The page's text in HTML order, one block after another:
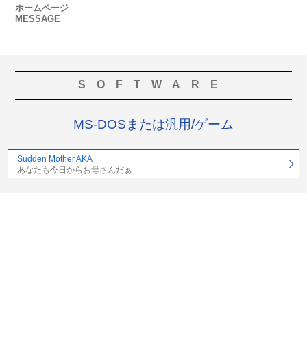
ホームページ
MESSAGE
SOFTWARE
MS-DOSまたは汎用/ゲーム
Sudden Mother AKA
あなたも今日からお母さんだぁ